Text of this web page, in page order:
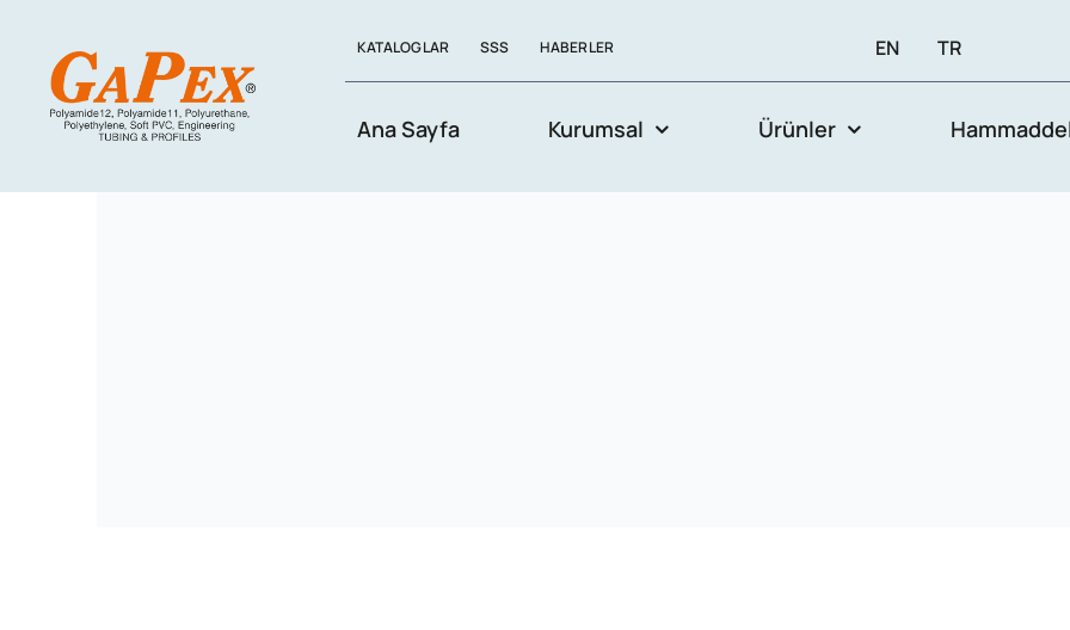
content
KATALOGLAR SSS HABERLER EN TR
Ana Sayfa Kurumsal Ürünler